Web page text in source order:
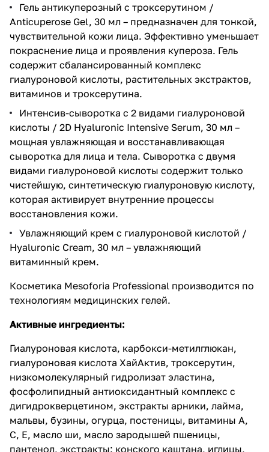
Гель антикуперозный с троксерутином /
Anticuperose Gel, 30 мл – предназначен для тонкой,
чувствительной кожи лица. Эффективно уменьшает
покраснение лица и проявления купероза. Гель
содержит сбалансированный комплекс
гиалуроновой кислоты, растительных экстрактов,
витаминов и троксерутина.
Интенсив-сыворотка с 2 видами гиалуроновой
кислоты / 2D Hyaluronic Intensive Serum, 30 мл –
мощная увлажняющая и восстанавливающая
сыворотка для лица и тела. Сыворотка с двумя
видами гиалуроновой кислоты содержит только
чистейшую, синтетическую гиалуроновую кислоту,
которая активирует внутренние процессы
восстановления кожи.
Увлажняющий крем с гиалуроновой кислотой /
Hyaluronic Cream, 30 мл – увлажняющий
витаминный крем.
Косметика Mesoforia Professional производится по
технологиям медицинских гелей.
Активные ингредиенты:
Гиалуроновая кислота, карбокси-метилглюкан,
гиалуроновая кислота ХайАктив, троксерутин,
низкомолекулярный гидролизат эластина,
фосфолипидный антиоксидантный комплекс с
дигидрокверцетином, экстракты арники, лайма,
мальвы, бузины, огурца, постеницы, витамины А,
С, Е, масло ши, масло зародышей пшеницы,
пантенол, экстракты: конского каштана, иглицы,